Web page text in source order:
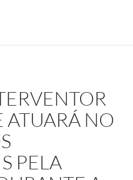
ATUARÁ NO
PELA